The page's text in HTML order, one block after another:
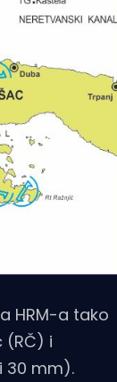
HRM-a tako
(RČ) i
30 mm).